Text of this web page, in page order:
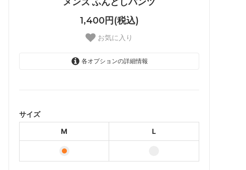
1,400円(税込)
お気に入り
各オプションの詳細情報
サイズ
M
L